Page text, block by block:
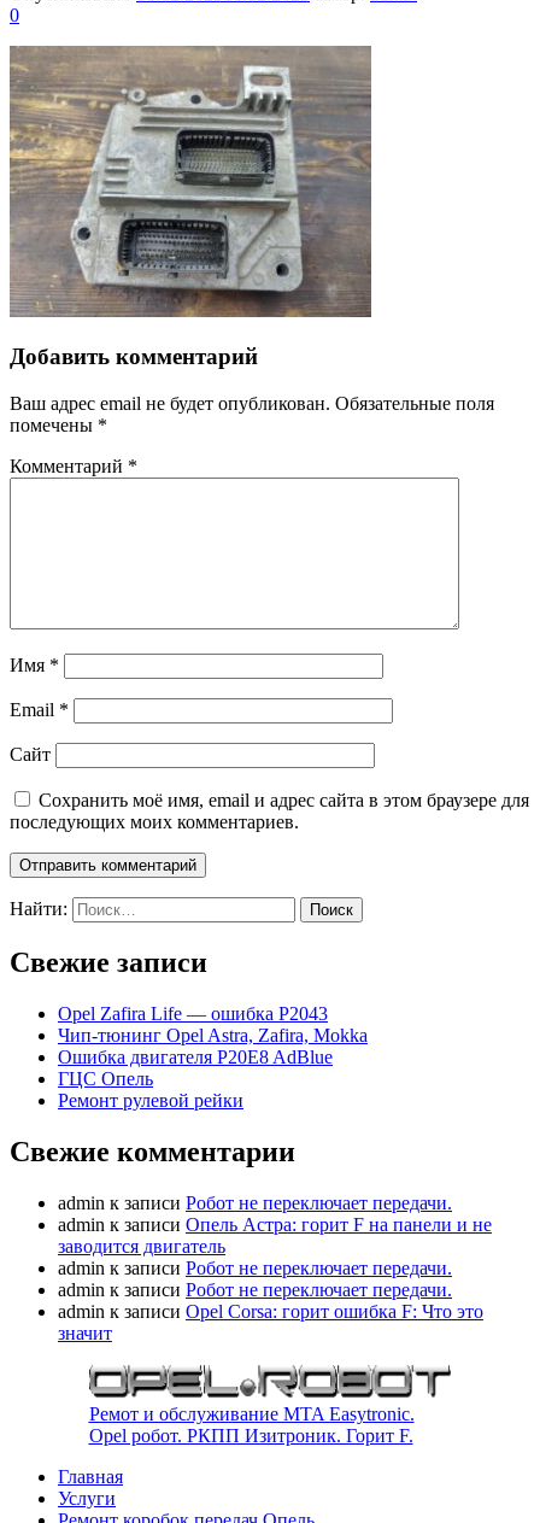
0
Добавить комментарий
Ваш адрес email не будет опубликован. Обязательные поля
помечены *
Комментарий *
Имя *
Email *
Сайт
Сохранить моё имя, email и адрес сайта в этом браузере для
последующих моих комментариев.
Найти:
Свежие записи
Opel Zafira Life — ошибка P2043
Чип-тюнинг Opel Astra, Zafira, Mokka
Ошибка двигателя P20E8 AdBlue
ГЦС Опель
Ремонт рулевой рейки
Свежие комментарии
admin к записи Робот не переключает передачи.
admin к записи Опель Астра: горит F на панели и не
заводится двигатель
admin к записи Робот не переключает передачи.
admin к записи Робот не переключает передачи.
admin к записи Opel Corsa: горит ошибка F: Что это
значит
Ремот и обслуживание MTA Easytronic.
Opel робот. РКПП Изитроник. Горит F.
Главная
Услуги